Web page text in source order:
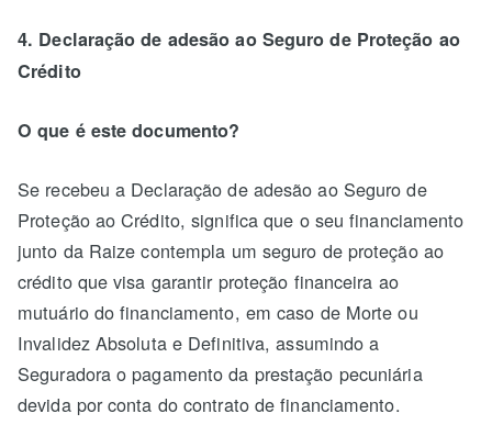
4. Declaração de adesão ao Seguro de Proteção ao
Crédito
O que é este documento?
Se recebeu a Declaração de adesão ao Seguro de
Proteção ao Crédito, significa que o seu financiamento
junto da Raize contempla um seguro de proteção ao
crédito que visa garantir proteção financeira ao
mutuário do financiamento, em caso de Morte ou
Invalidez Absoluta e Definitiva, assumindo a
Seguradora o pagamento da prestação pecuniária
devida por conta do contrato de financiamento.